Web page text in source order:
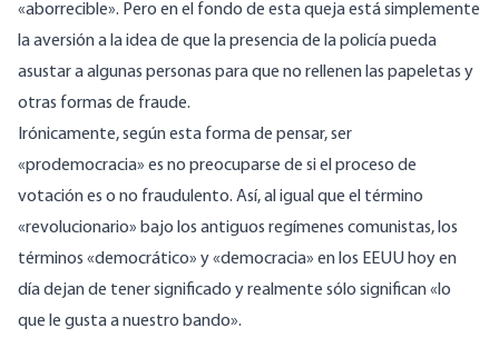
«aborrecible». Pero en el fondo de esta queja está simplemente
la aversión a la idea de que la presencia de la policía pueda
asustar a algunas personas para que no rellenen las papeletas y
otras formas de fraude.
Irónicamente, según esta forma de pensar, ser
«prodemocracia» es no preocuparse de si el proceso de
votación es o no fraudulento. Así, al igual que el término
«revolucionario» bajo los antiguos regímenes comunistas, los
términos «democrático» y «democracia» en los EEUU hoy en
día dejan de tener significado y realmente sólo significan «lo
que le gusta a nuestro bando».